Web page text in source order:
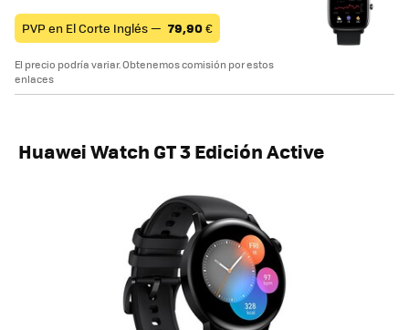
PVP en El Corte Inglés — 79,90€
El precio podría variar. Obtenemos comisión por estos
enlaces
Huawei Watch GT 3 Edición Active